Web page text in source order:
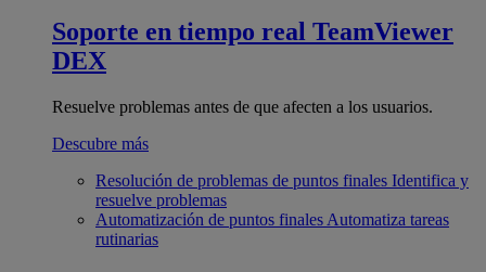
Soporte en tiempo real TeamViewer
DEX
Resuelve problemas antes de que afecten a los usuarios.
Descubre más
Resolución de problemas de puntos finales Identifica y
resuelve problemas
Automatización de puntos finales Automatiza tareas
rutinarias